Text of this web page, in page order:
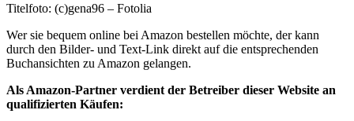
Titelfoto: (c)gena96 – Fotolia
Wer sie bequem online bei Amazon bestellen möchte, der kann
durch den Bilder- und Text-Link direkt auf die entsprechenden
Buchansichten zu Amazon gelangen.
Als Amazon-Partner verdient der Betreiber dieser Website an
qualifizierten Käufen: